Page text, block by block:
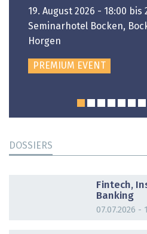
19. August 2026 - 18:00 bis
Seminarhotel Bocken,
Horgen
PREMIUM EVENT
DOSSIERS
Fintech,
Banking
07.07.2026 -